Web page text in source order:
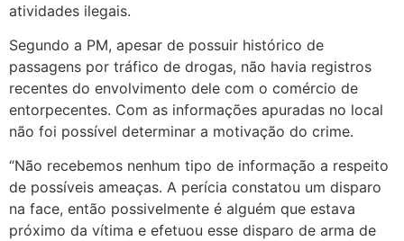
atividades ilegais.
Segundo a PM, apesar de possuir histórico de
passagens por tráfico de drogas, não havia registros
recentes do envolvimento dele com o comércio de
entorpecentes. Com as informações apuradas no local
não foi possível determinar a motivação do crime.
“Não recebemos nenhum tipo de informação a respeito
de possíveis ameaças. A perícia constatou um disparo
na face, então possivelmente é alguém que estava
próximo da vítima e efetuou esse disparo de arma de